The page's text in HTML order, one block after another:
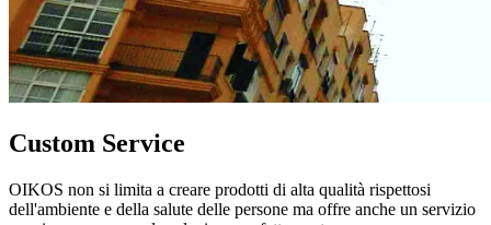
Custom Service
OIKOS non si limita a creare prodotti di alta qualità rispettosi
dell'ambiente e della salute delle persone ma offre anche un servizio